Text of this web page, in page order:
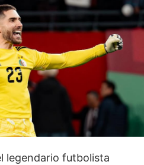
legendario futbolista